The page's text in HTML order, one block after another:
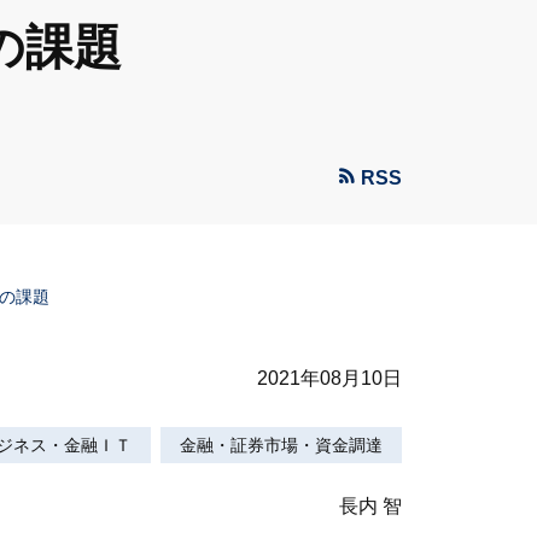
課題
RSS
課題
2021年08月10日
ネス・金融ＩＴ 金融・証券市場・資金調達
長内 智